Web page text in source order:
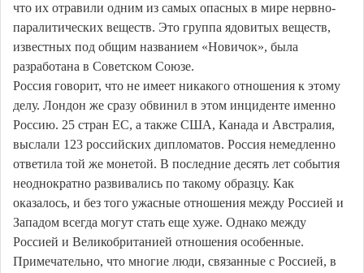
что их отравили одним из самых опасных в мире нервно-
паралитических веществ. Это группа ядовитых веществ,
известных под общим названием «Новичок», была
разработана в Советском Союзе.
Россия говорит, что не имеет никакого отношения к этому
делу. Лондон же сразу обвинил в этом инциденте именно
Россию. 25 стран ЕС, а также США, Канада и Австралия,
выслали 123 российских дипломатов. Россия немедленно
ответила той же монетой. В последние десять лет события
неоднократно развивались по такому образцу. Как
оказалось, и без того ужасные отношения между Россией и
Западом всегда могут стать еще хуже. Однако между
Россией и Великобританией отношения особенные.
Примечательно, что многие люди, связанные с Россией, в